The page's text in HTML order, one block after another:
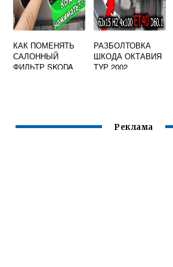
КАК ПОМЕНЯТЬ
САЛОННЫЙ
ФИЛЬТР SKODA
РАЗБОЛТОВКА
ШКОДА ОКТАВИЯ
ТУР 2002
Реклама